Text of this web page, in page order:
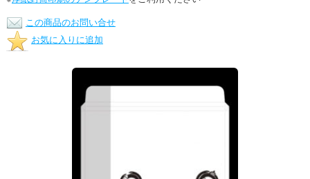
この商品のお問い合せ
お気に入りに追加